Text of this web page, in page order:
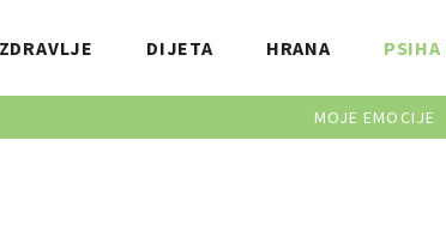
ZDRAVLJE DIJETA HRANA PSIHA
MOJE EMOCIJE